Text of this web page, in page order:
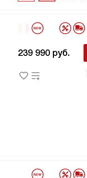
239 990 руб.